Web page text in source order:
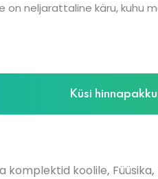
neljarattaline käru, kuhu
Küsi
komplektid koolile, Füüsika,